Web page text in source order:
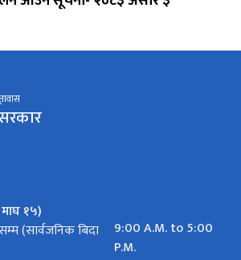
१५)
(सार्वजनिक बिदा
9:00 A.M. to 5:00
P.M.